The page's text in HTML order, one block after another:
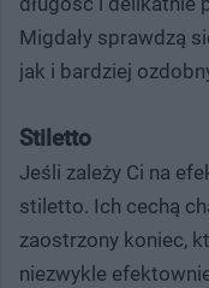
Migdały sprawdzą
jak i bardziej
Stiletto
Jeśli zależy Ci na
stiletto. Ich cechą
zaostrzony koniec,
niezwykle